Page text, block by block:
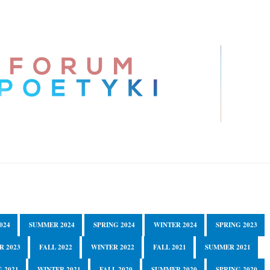
SUMMER 2024 SPRING 2024 WINTER 2024 SPRING 2023
2023 FALL 2022 WINTER 2022 FALL 2021 SUMMER 2021